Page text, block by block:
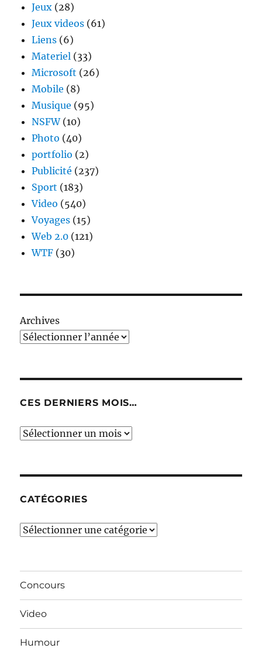
Jeux (28)
Jeux videos (61)
Liens (6)
Materiel (33)
Microsoft (26)
Mobile (8)
Musique (95)
NSFW(10)
Photo (40)
portfolio (2)
Publicité (237)
Sport (183)
Video (540)
Voyages (15)
Web 2.0 (121)
WTF (30)
Archives
CES DERNIERS MOIS…
Ces
CATÉGORIES
Catégories
Concours
Video
Humour